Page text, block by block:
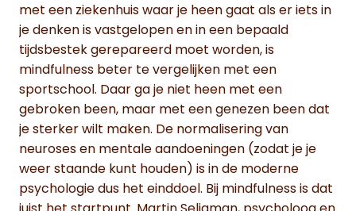
met een ziekenhuis waar je heen gaat als er iets in
je denken is vastgelopen en in een bepaald
tijdsbestek gerepareerd moet worden, is
mindfulness beter te vergelijken met een
sportschool. Daar ga je niet heen met een
gebroken been, maar met een genezen been dat
je sterker wilt maken. De normalisering van
neuroses en mentale aandoeningen (zodat je je
weer staande kunt houden) is in de moderne
psychologie dus het einddoel. Bij mindfulness is dat